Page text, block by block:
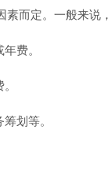
而定。一般来说
费。
划等。